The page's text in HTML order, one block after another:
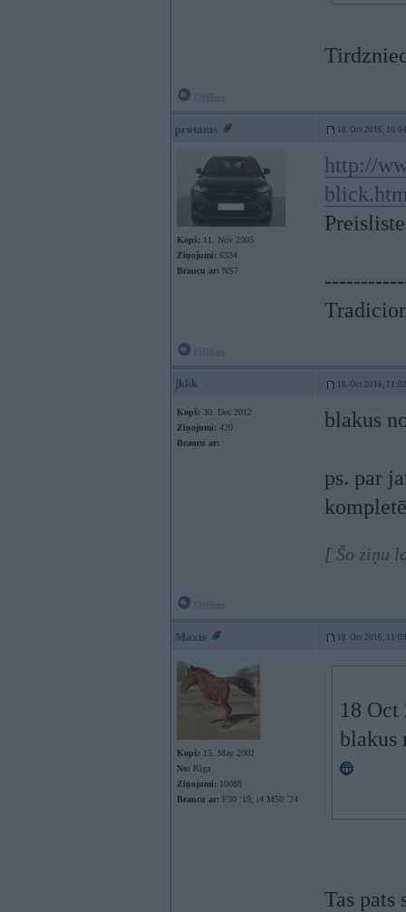
protams 18. Oct 2016, 10:04
Kopš: 11. Nov 2005
Ziņojumi: 6334
Braucu ar: NS7
http://
jkkk 18. Oct 2016, 11:02
Kopš: 30. Dec 2012
Ziņojumi: 420
Braucu ar:
blakus
ps. par
[ Šo ziņu
Maxis 18. Oct 2016, 11:09
Kopš: 15. May 2002
No: Rīga
Ziņojumi: 10088
Braucu ar: F30 ‘19; i4 M50 `24
18
blakus
Tas pats